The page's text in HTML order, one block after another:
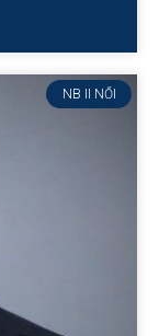
NB II NŐI